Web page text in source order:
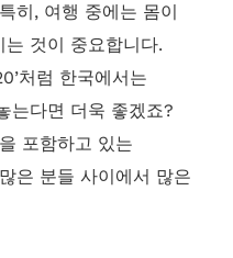
히, 여행 중에는 몸이
것이 중요합니다.
처럼 한국에서는
는다면 더욱 좋겠죠?
포함하고 있는
은 분들 사이에서 많은